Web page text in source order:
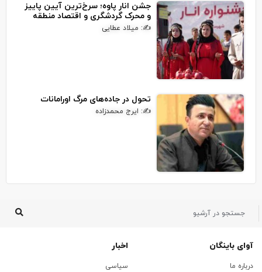
جشن انار پاوه؛ سرخ‌ترین آیین پاییز
و محرک گردشگری و اقتصاد منطقه
✍: میلاد عطایی
تحول در جاده‌های مرگ اورامانات
✍: ایرج محمدزاده
آوای باینگان
درباره ما
اخبار
سیاسی